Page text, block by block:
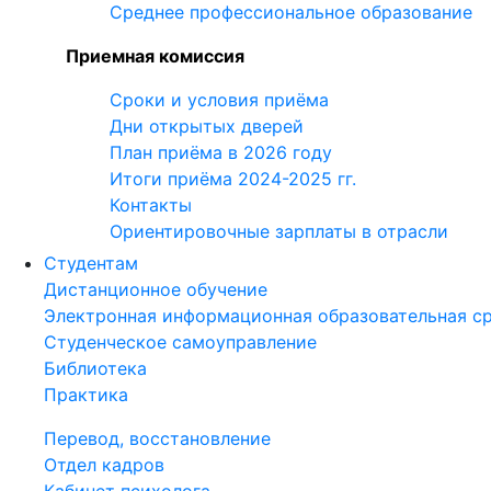
Среднее профессиональное образование
Приемная комиссия
Сроки и условия приёма
Дни открытых дверей
План приёма в 2026 году
Итоги приёма 2024-2025 гг.
Контакты
Ориентировочные зарплаты в отрасли
Студентам
Дистанционное обучение
Электронная информационная образовательная
Студенческое самоуправление
Библиотека
Практика
Перевод, восстановление
Отдел кадров